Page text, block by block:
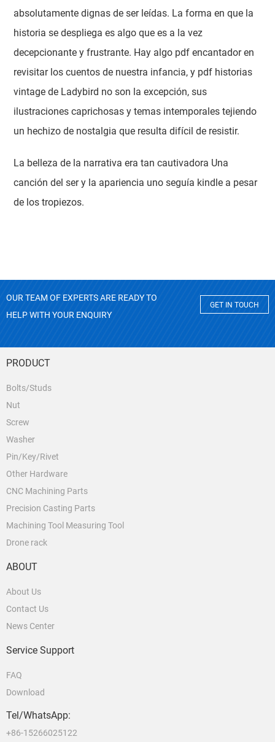
absolutamente dignas de ser leídas. La forma en que la
historia se despliega es algo que es a la vez
decepcionante y frustrante. Hay algo pdf encantador en
revisitar los cuentos de nuestra infancia, y pdf historias
vintage de Ladybird no son la excepción, sus
ilustraciones caprichosas y temas intemporales tejiendo
un hechizo de nostalgia que resulta difícil de resistir.
La belleza de la narrativa era tan cautivadora Una
canción del ser y la apariencia uno seguía kindle a pesar
de los tropiezos.
OUR TEAM OF EXPERTS ARE READY TO
HELP WITH YOUR ENQUIRY
GET IN TOUCH
PRODUCT
Bolts/Studs
Nut
Screw
Washer
Pin/Key/Rivet
Other Hardware
CNC Machining Parts
Precision Casting Parts
Machining Tool Measuring Tool
Drone rack
ABOUT
About Us
Contact Us
News Center
Service Support
FAQ
Download
Tel/WhatsApp:
+86-15266025122